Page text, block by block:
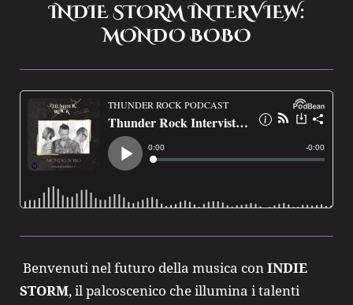
INDIE STORM INTERVIEW:
MONDO BOBO
Benvenuti nel futuro della musica con INDIE
STORM, il palcoscenico che illumina i talenti